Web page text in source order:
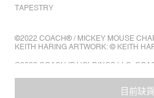
目前缺貨
TAPESTRY
©2022 COACH® / MICKEY MOUSE
KEITH HARING ARTWORK: © KEITH
©2022 COACH IP HOLDINGS LLC.